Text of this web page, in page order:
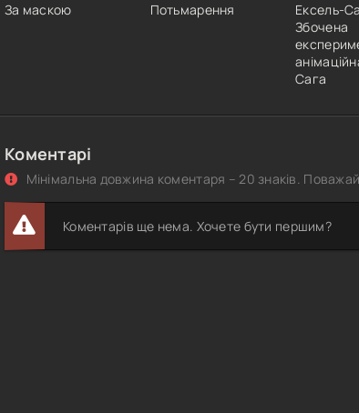
За маскою Потьмарення
Ексель-
Збочена
Сага
Коментарі
Мінімальна довжина коментаря – 20 знаків.
Коментарів ще нема. Хочете бути першим?